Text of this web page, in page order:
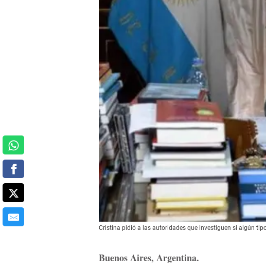
Cristina pidió a las autoridades que investiguen si algún
Buenos Aires, Argentina.